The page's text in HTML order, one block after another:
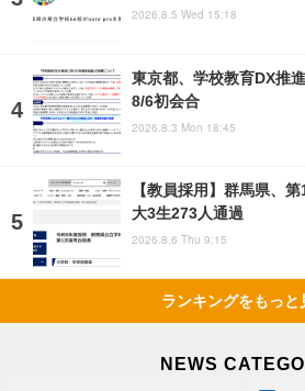
2026.8.5 Wed 15:18
東京都、学校教育DX推
8/6初会合
2026.8.3 Mon 18:45
【教員採用】群馬県、
大3生273人通過
2026.8.6 Thu 9:15
ランキングをもっと
NEWS